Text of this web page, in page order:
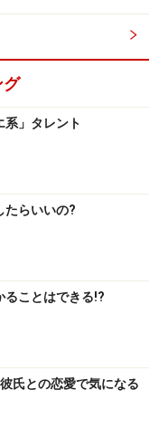
グ
系」タレント
たらいいの?
ることはできる!?
氏との恋愛で気になる